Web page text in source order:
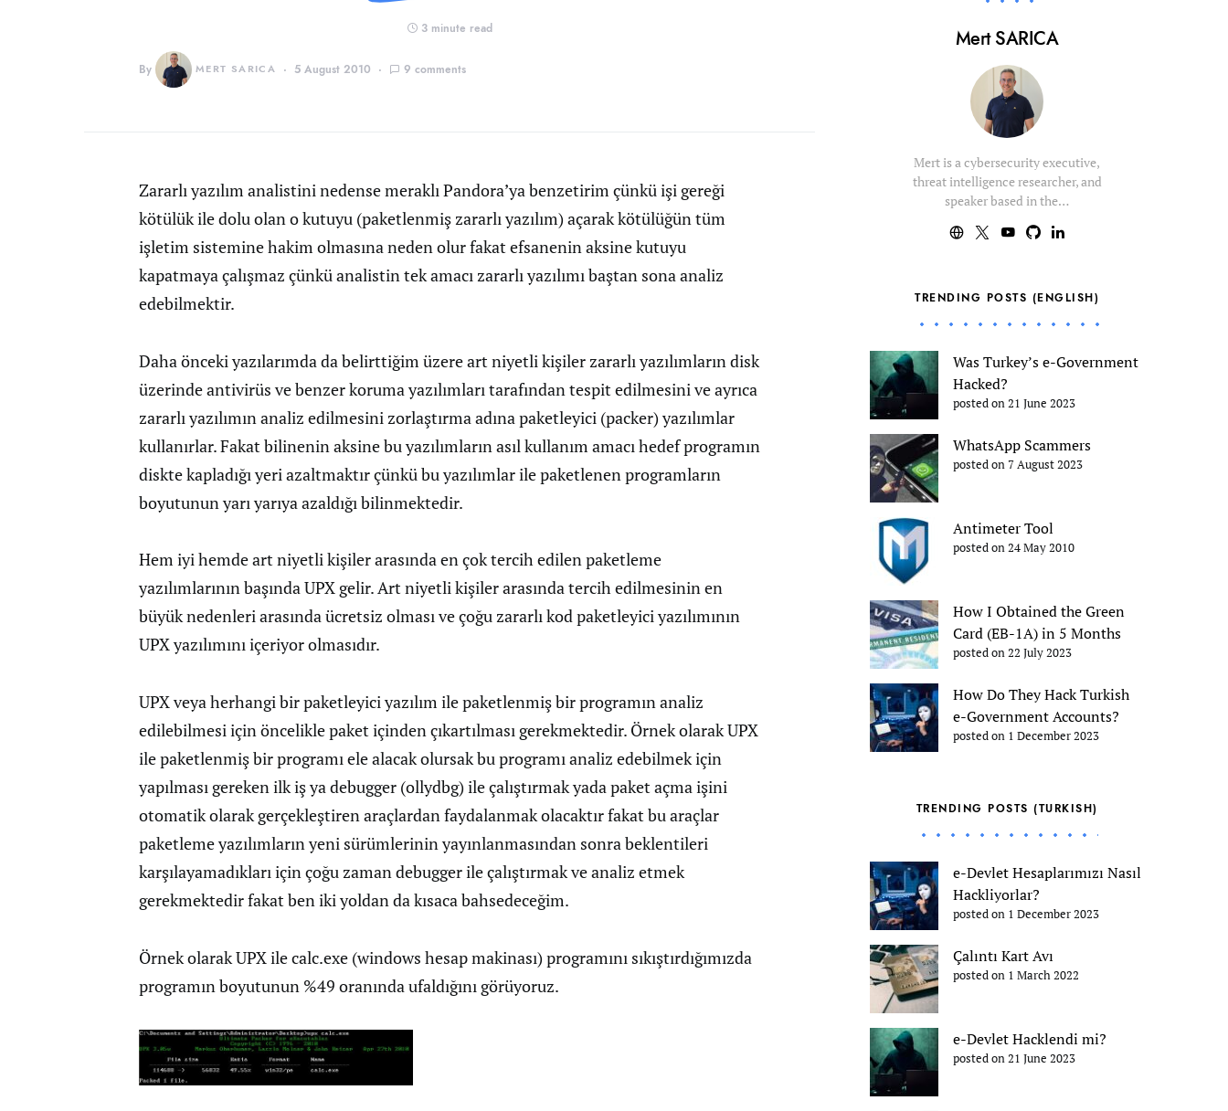
3 minute read
By MERT SARICA 5 August 2010 9 comments
Zararlı yazılım analistini nedense meraklı Pandora’ya benzetirim çünkü işi gereği
kötülük ile dolu olan o kutuyu (paketlenmiş zararlı yazılım) açarak kötülüğün tüm
işletim sistemine hakim olmasına neden olur fakat efsanenin aksine kutuyu
kapatmaya çalışmaz çünkü analistin tek amacı zararlı yazılımı baştan sona analiz
edebilmektir.
Daha önceki yazılarımda da belirttiğim üzere art niyetli kişiler zararlı yazılımların disk
üzerinde antivirüs ve benzer koruma yazılımları tarafından tespit edilmesini ve ayrıca
zararlı yazılımın analiz edilmesini zorlaştırma adına paketleyici (packer) yazılımlar
kullanırlar. Fakat bilinenin aksine bu yazılımların asıl kullanım amacı hedef programın
diskte kapladığı yeri azaltmaktır çünkü bu yazılımlar ile paketlenen programların
boyutunun yarı yarıya azaldığı bilinmektedir.
Hem iyi hemde art niyetli kişiler arasında en çok tercih edilen paketleme
yazılımlarının başında UPX gelir. Art niyetli kişiler arasında tercih edilmesinin en
büyük nedenleri arasında ücretsiz olması ve çoğu zararlı kod paketleyici yazılımının
UPX yazılımını içeriyor olmasıdır.
UPX veya herhangi bir paketleyici yazılım ile paketlenmiş bir programın analiz
edilebilmesi için öncelikle paket içinden çıkartılması gerekmektedir. Örnek olarak UPX
ile paketlenmiş bir programı ele alacak olursak bu programı analiz edebilmek için
yapılması gereken ilk iş ya debugger (ollydbg) ile çalıştırmak yada paket açma işini
otomatik olarak gerçekleştiren araçlardan faydalanmak olacaktır fakat bu araçlar
paketleme yazılımların yeni sürümlerinin yayınlanmasından sonra beklentileri
karşılayamadıkları için çoğu zaman debugger ile çalıştırmak ve analiz etmek
gerekmektedir fakat ben iki yoldan da kısaca bahsedeceğim.
Örnek olarak UPX ile calc.exe (windows hesap makinası) programını sıkıştırdığımızda
programın boyutunun %49 oranında ufaldığını görüyoruz.
Mert SARICA
Mert is a cybersecurity executive,
threat intelligence researcher, and
speaker based in the…
TRENDING POSTS (ENGLISH)
Was Turkey’s e-Government
Hacked?
posted on 21 June 2023
WhatsApp Scammers
posted on 7 August 2023
Antimeter Tool
posted on 24 May 2010
How I Obtained the Green
Card (EB-1A) in 5 Months
posted on 22 July 2023
How Do They Hack Turkish
e-Government Accounts?
posted on 1 December 2023
TRENDING POSTS (TURKISH)
e-Devlet Hesaplarımızı Nasıl
Hackliyorlar?
posted on 1 December 2023
Çalıntı Kart Avı
posted on 1 March 2022
e-Devlet Hacklendi mi?
posted on 21 June 2023